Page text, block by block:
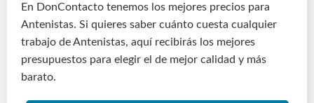
En DonContacto tenemos los mejores precios para
Antenistas. Si quieres saber cuánto cuesta cualquier
trabajo de Antenistas, aquí recibirás los mejores
presupuestos para elegir el de mejor calidad y más
barato.